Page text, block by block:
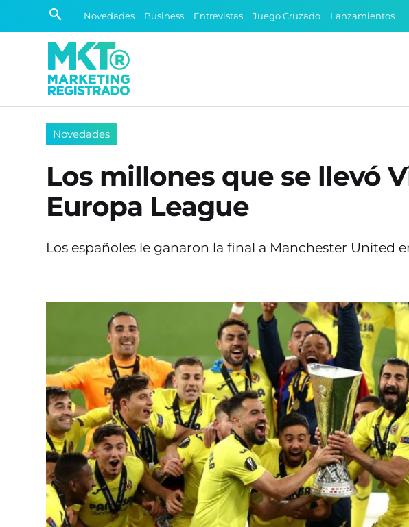
Novedades Business Entrevistas Juego Cruzado Lanzamientos
Novedades
Los millones que se llevó
Europa League
Los españoles le ganaron la final a Manchester United